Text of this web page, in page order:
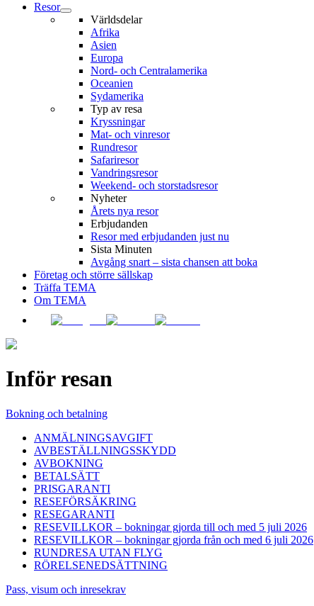
Resor
Världsdelar
Afrika
Asien
Europa
Nord- och Centralamerika
Oceanien
Sydamerika
Typ av resa
Kryssningar
Mat- och vinresor
Rundresor
Safariresor
Vandringsresor
Weekend- och storstadsresor
Nyheter
Årets nya resor
Erbjudanden
Resor med erbjudanden just nu
Sista Minuten
Avgång snart – sista chansen att boka
Företag och större sällskap
Träffa TEMA
Om TEMA
Inför resan
Bokning och betalning
ANMÄLNINGSAVGIFT
AVBESTÄLLNINGSSKYDD
AVBOKNING
BETALSÄTT
PRISGARANTI
RESEFÖRSÄKRING
RESEGARANTI
RESEVILLKOR – bokningar gjorda till och med 5 juli 2026
RESEVILLKOR – bokningar gjorda från och med 6 juli 2026
RUNDRESA UTAN FLYG
RÖRELSENEDSÄTTNING
Pass, visum och inresekrav